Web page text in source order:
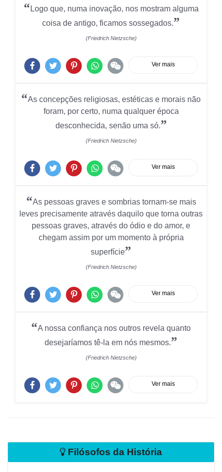
“ Logo que, numa inovação, nos mostram alguma
coisa de antigo, ficamos sossegados.”
(Friedrich Nietzsche)
Ver mais
“As concepções religiosas, estéticas e morais não
foram, por certo, numa qualquer época
desconhecida, senão uma só.”
(Friedrich Nietzsche)
Ver mais
“As pessoas graves e sombrias tornam-se mais
leves precisamente através daquilo que torna outras
pessoas graves, através do ódio e do amor, e
chegam assim por um momento à própria
superfície”
(Friedrich Nietzsche)
Ver mais
“A nossa confiança nos outros revela quanto
desejaríamos tê-la em nós mesmos.”
(Friedrich Nietzsche)
Ver mais
Filósofos da História